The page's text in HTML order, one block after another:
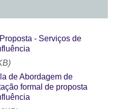
- Serviços de
de Abordagem de
formal de proposta